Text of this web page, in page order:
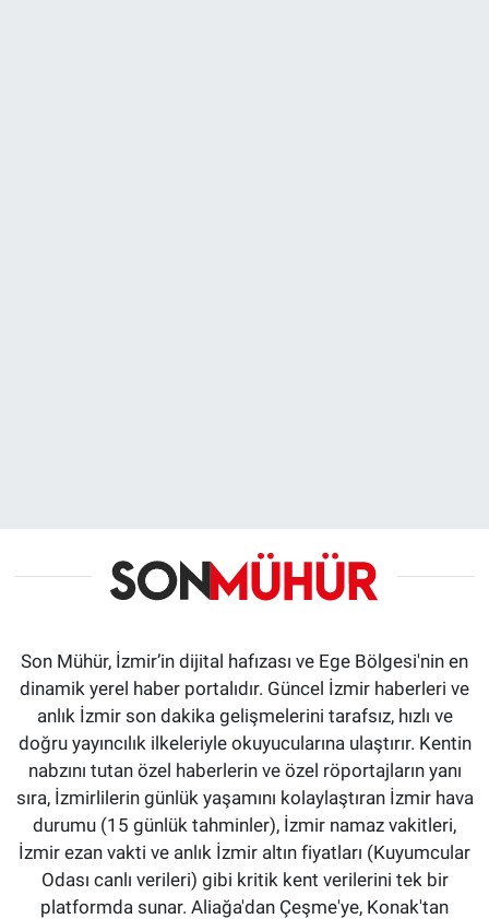
Son Mühür, İzmir’in dijital hafızası ve Ege Bölgesi'nin en
dinamik yerel haber portalıdır. Güncel İzmir haberleri ve
anlık İzmir son dakika gelişmelerini tarafsız, hızlı ve
doğru yayıncılık ilkeleriyle okuyucularına ulaştırır. Kentin
nabzını tutan özel haberlerin ve özel röportajların yanı
sıra, İzmirlilerin günlük yaşamını kolaylaştıran İzmir hava
durumu (15 günlük tahminler), İzmir namaz vakitleri,
İzmir ezan vakti ve anlık İzmir altın fiyatları (Kuyumcular
Odası canlı verileri) gibi kritik kent verilerini tek bir
platformda sunar. Aliağa'dan Çeşme'ye, Konak'tan